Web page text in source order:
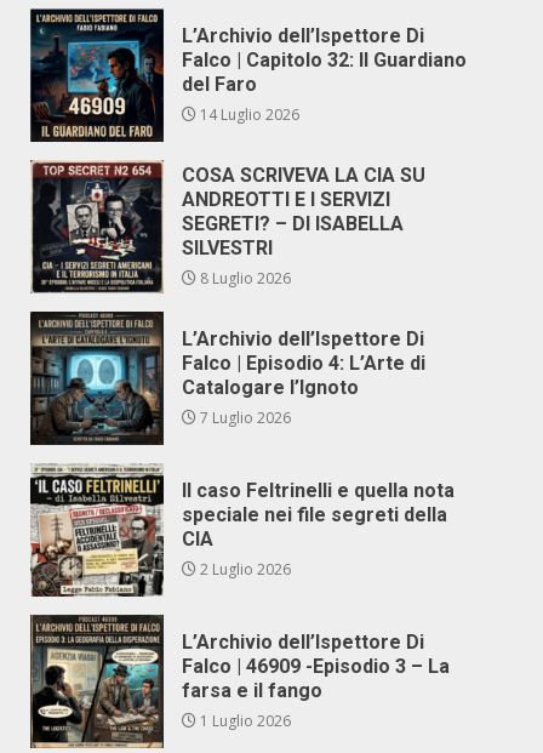
L’Archivio dell’Ispettore Di
Falco | Capitolo 32: Il Guardiano
del Faro
14 Luglio 2026
COSA SCRIVEVA LA CIA SU
ANDREOTTI E I SERVIZI
SEGRETI? – DI ISABELLA
SILVESTRI
8 Luglio 2026
L’Archivio dell’Ispettore Di
Falco | Episodio 4: L’Arte di
Catalogare l’Ignoto
7 Luglio 2026
Il caso Feltrinelli e quella nota
speciale nei file segreti della
CIA
2 Luglio 2026
L’Archivio dell’Ispettore Di
Falco | 46909 -Episodio 3 – La
farsa e il fango
1 Luglio 2026